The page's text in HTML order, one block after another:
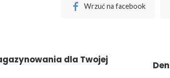
Wrzuć na facebook
dla Twojej